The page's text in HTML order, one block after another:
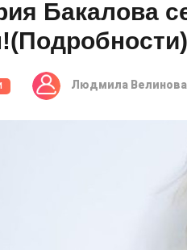
Бакалова
Людмила Велинова